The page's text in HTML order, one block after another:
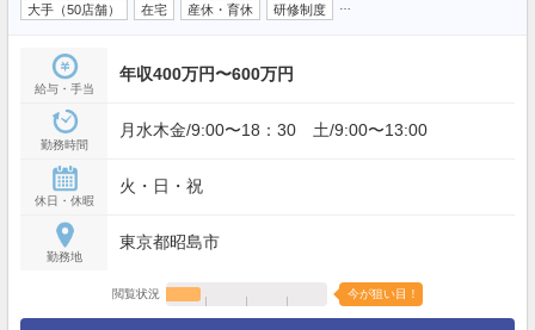
大手（50店舗）
在宅 産休・育休 研修制度
給与・手当
年収400万円〜600万円
勤務時間
月水木金/9:00〜18：30 土/9:00〜13:00
休日・休暇
火・日・祝
勤務地
東京都昭島市
閲覧状況 今が狙い目！